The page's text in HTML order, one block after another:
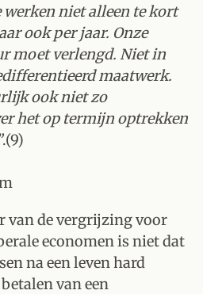
werken niet alleen te kort
ook per jaar. Onze
moet verlengd. Niet in
maatwerk.
ook niet zo
het op termijn optrekken
.(9)
van de vergrijzing voor
economen is niet dat
na een leven hard
van een